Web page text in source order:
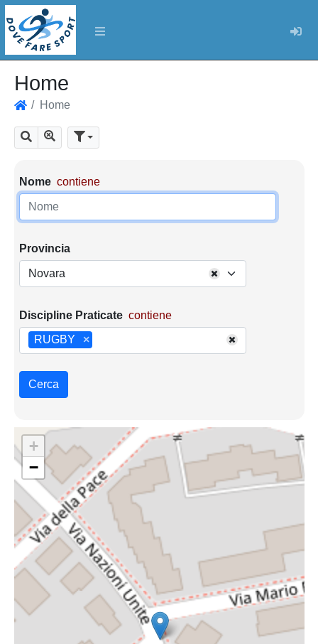
Home
Home
Cerca Mostra tutti i risultati
Parametri di ricerca
Nome contiene
Provincia
Novara
Discipline Praticate contiene
×
RUGBY
Cerca
+
−